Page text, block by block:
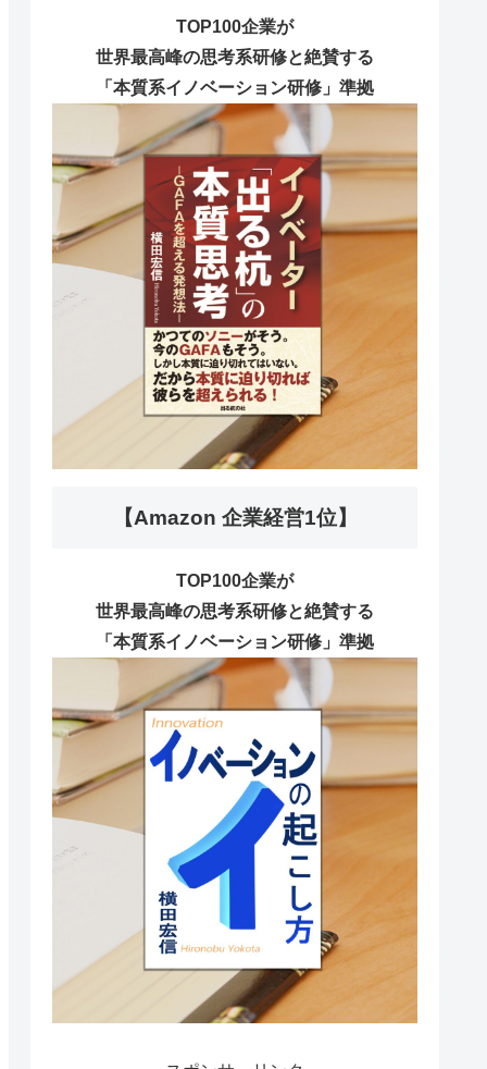
TOP100企業が
世界最高峰の思考系研修と絶賛する
「本質系イノベーション研修」準拠
【Amazon 企業経営1位】
TOP100企業が
世界最高峰の思考系研修と絶賛する
「本質系イノベーション研修」準拠